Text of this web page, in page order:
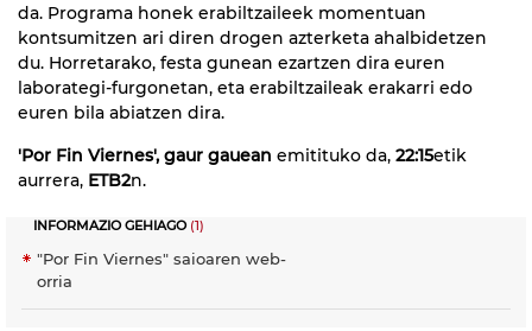
da. Programa honek erabiltzaileek momentuan
kontsumitzen ari diren drogen azterketa ahalbidetzen
du. Horretarako, festa gunean ezartzen dira euren
laborategi-furgonetan, eta erabiltzaileak erakarri edo
euren bila abiatzen dira.
'Por Fin Viernes', gaur gauean emitituko da, 22:15etik
aurrera, ETB2n.
INFORMAZIO GEHIAGO(1)
"Por Fin Viernes" saioaren web-
orria